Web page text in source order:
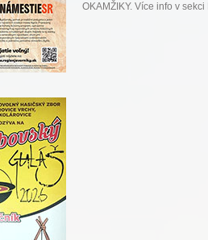
OKAMŽIKY. Více info v sekci